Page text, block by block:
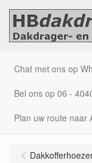
Chat met ons op
Bel ons op 06 -
Plan uw route naar